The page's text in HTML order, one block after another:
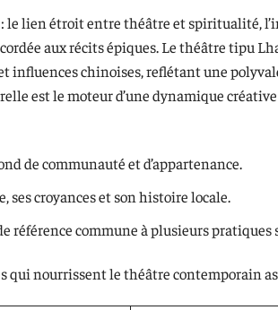
lien étroit entre théâtre et spiritualité,
aux récits épiques. Le théâtre tipu
chinoises, reflétant une
est le moteur d’une dynamique
de communauté et d’appartenance.
ses croyances et son histoire locale.
référence commune à plusieurs pratiques
nourrissent le théâtre contemporain